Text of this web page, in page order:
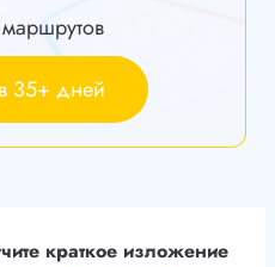
35+ дней
краткое изложение